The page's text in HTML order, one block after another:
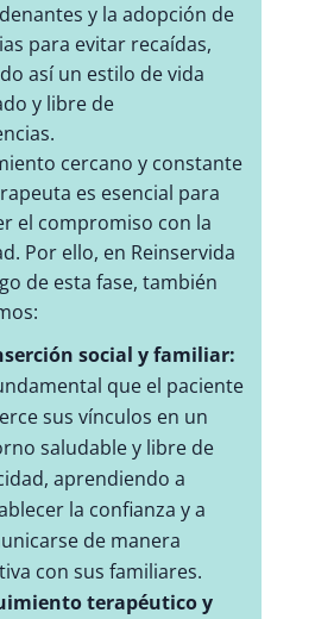
y la adopción de
para evitar recaídas,
así un estilo de vida
y libre de
cercano y constante
es esencial para
el compromiso con la
Por ello, en Reinservida
de esta fase, también
social y familiar:
que el paciente
sus vínculos en un
saludable y libre de
aprendiendo a
la confianza y a
de manera
con sus familiares.
terapéutico y